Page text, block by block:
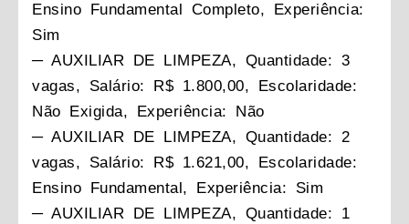
Ensino Fundamental Completo, Experiência:
Sim
─ AUXILIAR DE LIMPEZA, Quantidade: 3
vagas, Salário: R$ 1.800,00, Escolaridade:
Não Exigida, Experiência: Não
─ AUXILIAR DE LIMPEZA, Quantidade: 2
vagas, Salário: R$ 1.621,00, Escolaridade:
Ensino Fundamental, Experiência: Sim
─ AUXILIAR DE LIMPEZA, Quantidade: 1